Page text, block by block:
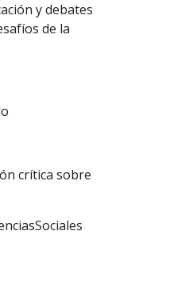
y debates
de la
crítica sobre